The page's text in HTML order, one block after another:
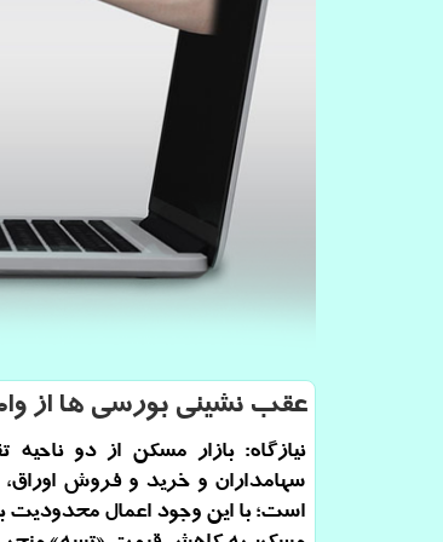
عقب نشینی بورسی ها از
نیازگاه: بازار مسكن از دو
سهامداران و خرید و فروش اوراق،
است؛ با این وجود اعمال محدودیت